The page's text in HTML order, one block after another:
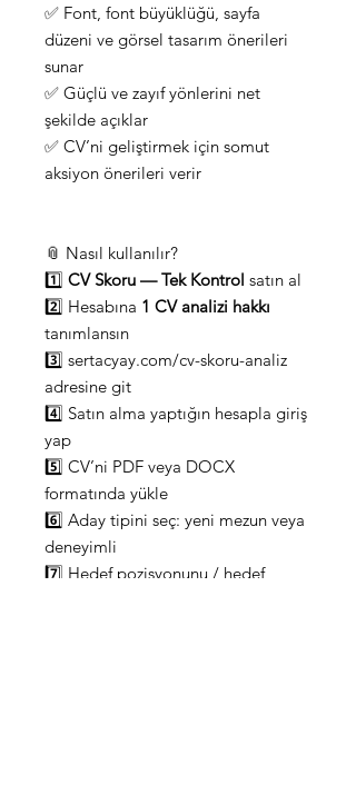
✅ Font, font büyüklüğü, sayfa
düzeni ve görsel tasarım önerileri
sunar
✅ Güçlü ve zayıf yönlerini net
şekilde açıklar
✅ CV’ni geliştirmek için somut
aksiyon önerileri verir
📎 Nasıl kullanılır?
1️⃣ CV Skoru — Tek Kontrol satın al
2️⃣ Hesabına 1 CV analizi hakkı
tanımlansın
3️⃣ sertacyay.com/cv-skoru-analiz
adresine git
4️⃣ Satın alma yaptığın hesapla giriş
yap
5️⃣ CV’ni PDF veya DOCX
formatında yükle
6️⃣ Aday tipini seç: yeni mezun veya
deneyimli
7️⃣ Hedef pozisyonunu / hedef